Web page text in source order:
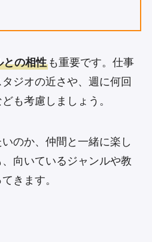
との相性も重要です。仕事
ジオの近さや、週に何回
も考慮しましょう。
のか、仲間と一緒に楽し
向いているジャンルや教
きます。